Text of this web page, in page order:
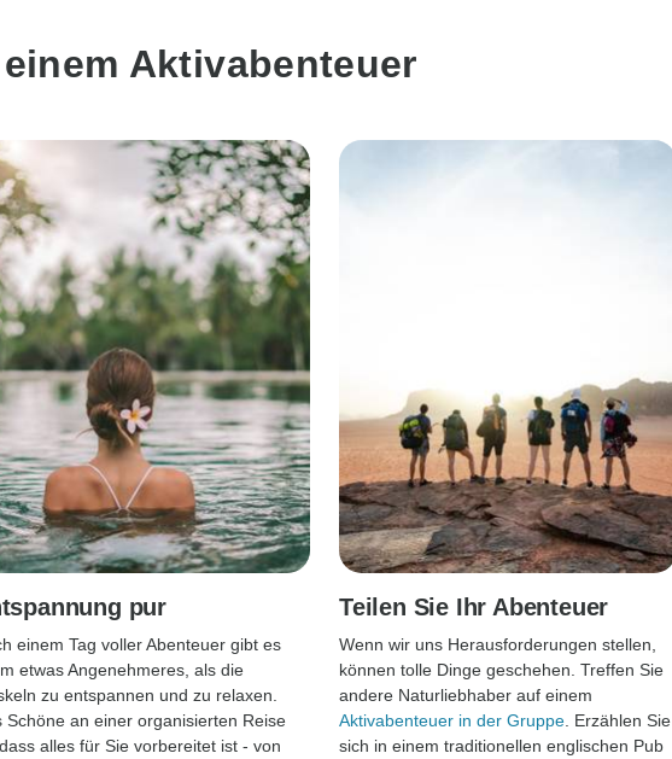
Aktivabenteuer
pur
einem Tag voller Abenteuer gibt es
etwas Angenehmeres, als die
zu entspannen und zu relaxen.
Schöne an einer organisierten Reise
alles für Sie vorbereitet ist - von
Teilen Sie Ihr Abenteuer
Wenn wir uns Herausforderungen stellen,
können tolle Dinge geschehen. Treffen Sie
andere Naturliebhaber auf einem
Aktivabenteuer in der Gruppe . Erzählen Sie
sich in einem traditionellen englischen Pub